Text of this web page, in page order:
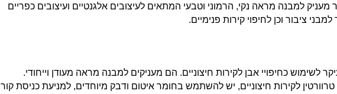
למבנה מראה נקי, הרמוני וטבעי המתאים לעיצובים אלגנטיים ועיצובים כפריים
ציבור וכן לחיפוי קירות פנימיים.
לשימוש כחיפויי אבן לקירות חיצוניים. הם מעניקים למבנה מראה מעודן וייחודי.
לקירות חיצוניים, יש להשתמש בחומר איטום ודבק מיוחדים, למניעת כניסת קור